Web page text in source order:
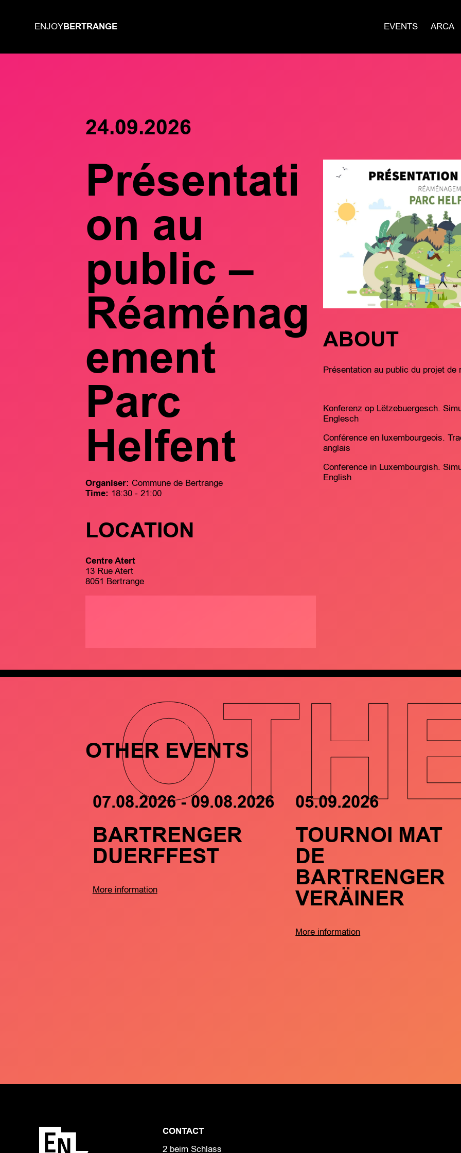
ENJOYBERTRANGE EVENTS ARCA
24.09.2026
Présentati
on au
public –
Réaménag
ement
Parc
Helfent
Organiser: Commune de Bertrange
Time: 18:30 - 21:00
LOCATION
Centre Atert
13 Rue Atert
8051 Bertrange
ABOUT
Présentation au public du projet
Konferenz op Lëtzebuergesch.
Englesch
Conférence en luxembourgeois.
anglais
Conference in Luxembourgish.
English
OTHER EVENTS
07.08.2026 - 09.08.2026
BARTRENGER
DUERFFEST
More information
05.09.2026
TOURNOI MAT
DE
BARTRENGER
VERÄINER
More information
CONTACT
2 beim Schlass